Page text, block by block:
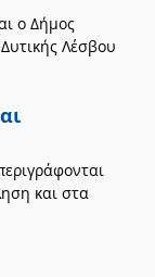
ο Δήμος
Λέσβου
και στα